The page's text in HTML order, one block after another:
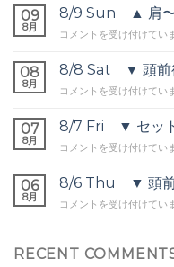
▲
前
の
ネ
は
09
8月
8/9 Sun ▲ 肩〜
8/9
▲
肩〜
頭
後
コメントを受け付けてい
08
8月
8/8 Sat ▼ 頭前
8/8
▼
前
セ
ト
バ
コメントを受け付けてい
07
8月
8/7 Fri ▼ セット
8/7
▼
ッ
ー
コメントを受け付けてい
06
8月
8/6 Thu ▼ 頭前
8/6
頭
コメントを受け付けてい
RECENT